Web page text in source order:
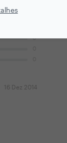
0
16 Dez 2014